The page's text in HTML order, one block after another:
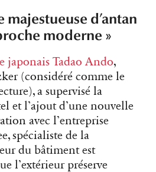
majestueuse d’antan
moderne »
japonais Tadao Ando,
(considéré comme le
a supervisé la
et l’ajout d’une nouvelle
avec l’entreprise
spécialiste de la
du bâtiment est
l’extérieur préserve